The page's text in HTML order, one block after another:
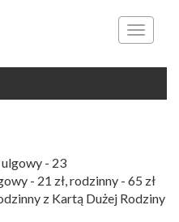
Menu
- 23
- 21 zł, rodzinny - 65 zł
z Kartą Dużej Rodziny